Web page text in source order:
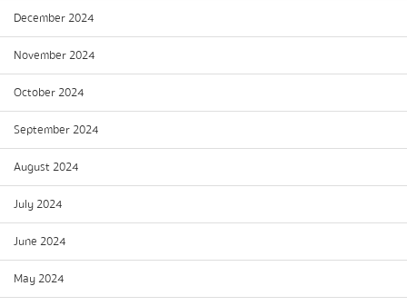
December 2024
November 2024
October 2024
September 2024
August 2024
July 2024
June 2024
May 2024